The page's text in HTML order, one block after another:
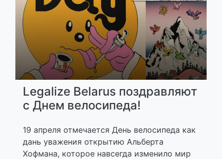
Legalize Belarus поздравляют
с Днем велосипеда!
19 апреля отмечается День велосипеда как
дань уважения открытию Альберта
Хофмана, которое навсегда изменило мир